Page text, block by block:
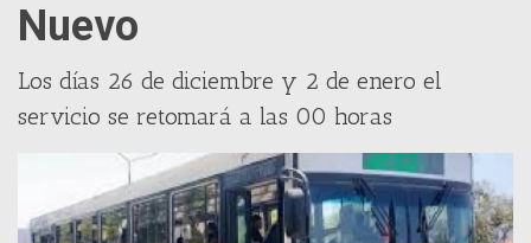
Nuevo
Los días 26 de diciembre y 2 de enero el
servicio se retomará a las 00 horas